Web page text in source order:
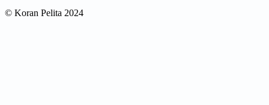
© Koran Pelita 2024